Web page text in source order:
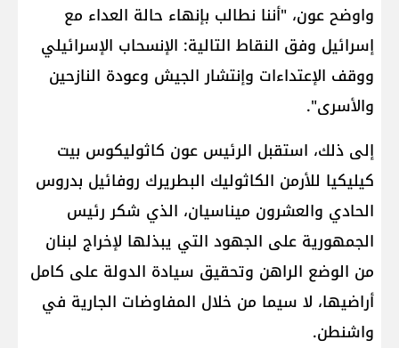
واوضح عون، "أننا نطالب بإنهاء حالة العداء مع
إسرائيل وفق النقاط التالية: الإنسحاب الإسرائيلي
ووقف الإعتداءات وإنتشار الجيش وعودة النازحين
والأسرى".
إلى ذلك، استقبل الرئيس عون كاثوليكوس بيت
كيليكيا للأرمن الكاثوليك البطريرك ​روفائيل بدروس
الحادي والعشرون ميناسيان​، الذي شكر رئيس
الجمهورية على الجهود التي يبذلها لإخراج لبنان
من الوضع الراهن وتحقيق سيادة الدولة على كامل
أراضيها، لا سيما من خلال المفاوضات الجارية في
واشنطن.